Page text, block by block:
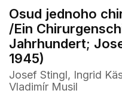
Osud jednoho
/Ein
Jahrhundert;
1945)
Josef Stingl, Ingrid
Vladimír Musil